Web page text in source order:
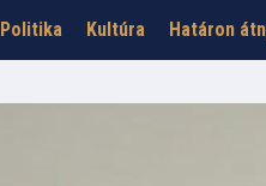
Politika Kultúra Határon